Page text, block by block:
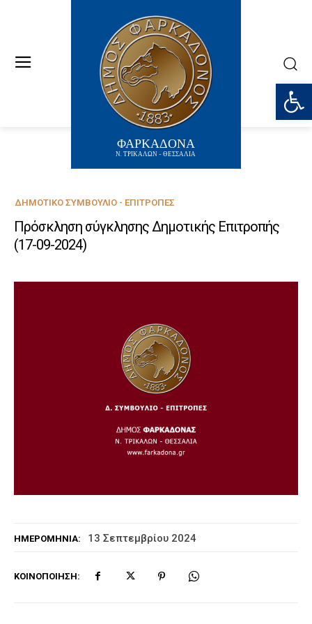
ΦΑΡΚΑΔΟΝΑ
Ν. ΤΡΙΚΑΛΩΝ - ΘΕΣΣΑΛΙΑ
ΗΜΕΡΟΜΗΝΊΑ: 13 Σεπτεμβρίου 2024
ΚΟΙΝΟΠΟΊΗΣΗ:
ΔΗΜΟΤΙΚΌ ΣΥΜΒΟΎΛΙΟ - ΕΠΙΤΡΟΠΈΣ
Πρόσκληση σύγκλησης Δημοτικής Επιτροπής
(17-09-2024)